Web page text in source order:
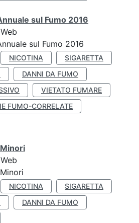
sul Fumo 2016
sul Fumo 2016
NICOTINA
SIGARETTA
DANNI DA FUMO
VIETATO FUMARE
FUMO-CORRELATE
NICOTINA
SIGARETTA
DANNI DA FUMO